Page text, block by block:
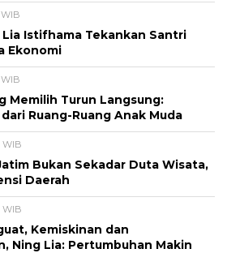
WIB
Lia Istifhama Tekankan Santri
Ekonomi
WIB
Memilih Turun Langsung:
Ruang-Ruang Anak Muda
WIB
Bukan Sekadar Duta Wisata,
Daerah
WIB
Kemiskinan dan
Ning Lia: Pertumbuhan Makin